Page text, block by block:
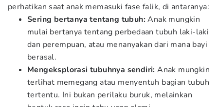
perhatikan saat anak memasuki fase falik, di antaranya:
Sering bertanya tentang tubuh:Anak mungkin
mulai bertanya tentang perbedaan tubuh laki-laki
dan perempuan, atau menanyakan dari mana bayi
berasal.
Mengeksplorasi tubuhnya sendiri:Anak mungkin
terlihat memegang atau menyentuh bagian tubuh
tertentu. Ini bukan perilaku buruk, melainkan